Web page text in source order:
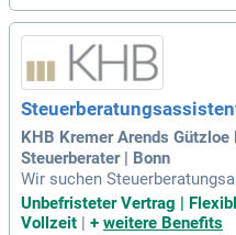
KHB Kremer Arends
Steuerberater | Bonn
Wir suchen
ellung von
sind Teamplayer und
Unbefristeter Vertrag |
Vollzeit | + weitere Benefits